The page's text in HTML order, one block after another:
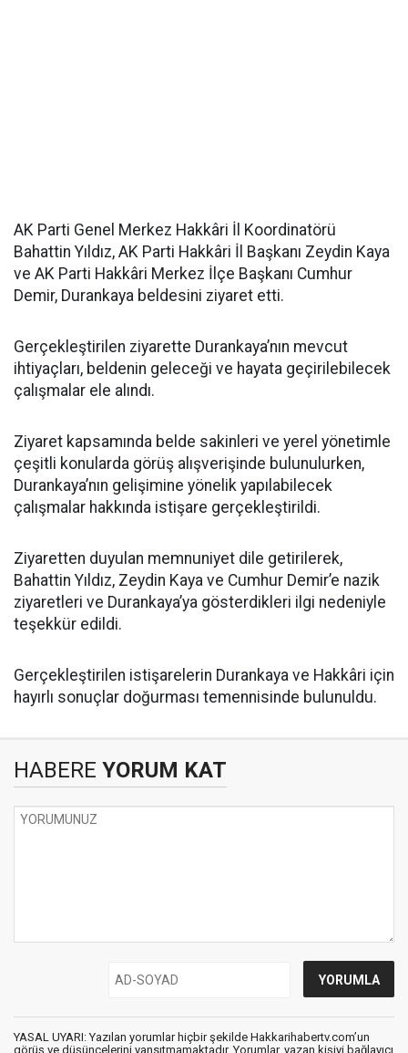
AK Parti Genel Merkez Hakkâri İl Koordinatörü
Bahattin Yıldız, AK Parti Hakkâri İl Başkanı Zeydin Kaya
ve AK Parti Hakkâri Merkez İlçe Başkanı Cumhur
Demir, Durankaya beldesini ziyaret etti.
Gerçekleştirilen ziyarette Durankaya’nın mevcut
ihtiyaçları, beldenin geleceği ve hayata geçirilebilecek
çalışmalar ele alındı.
Ziyaret kapsamında belde sakinleri ve yerel yönetimle
çeşitli konularda görüş alışverişinde bulunulurken,
Durankaya’nın gelişimine yönelik yapılabilecek
çalışmalar hakkında istişare gerçekleştirildi.
Ziyaretten duyulan memnuniyet dile getirilerek,
Bahattin Yıldız, Zeydin Kaya ve Cumhur Demir’e nazik
ziyaretleri ve Durankaya’ya gösterdikleri ilgi nedeniyle
teşekkür edildi.
Gerçekleştirilen istişarelerin Durankaya ve Hakkâri için
hayırlı sonuçlar doğurması temennisinde bulunuldu.
HABERE YORUM KAT
YASAL UYARI: Yazılan yorumlar hiçbir şekilde Hakkarihabertv.com’un
görüş ve düşüncelerini yansıtmamaktadır. Yorumlar, yazan kişiyi bağlayıcı